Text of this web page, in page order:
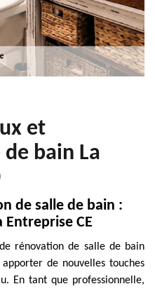
et
bain La
de salle de bain :
CE
rénovation de salle de bain
de nouvelles touches
En tant que professionnelle,